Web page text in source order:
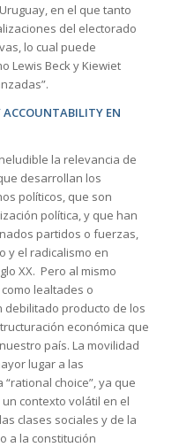
en el que tanto
del electorado
lo cual puede
Lewis Beck y Kiewiet
EN
la relevancia de
desarrollan los
políticos, que son
política, y que han
partidos o fuerzas,
y el radicalismo en
XX. Pero al mismo
lealtades o
producto de los
económica que
país. La movilidad
lugar a las
choice”, ya que
contexto volátil en el
clases sociales y de la
a la constitución